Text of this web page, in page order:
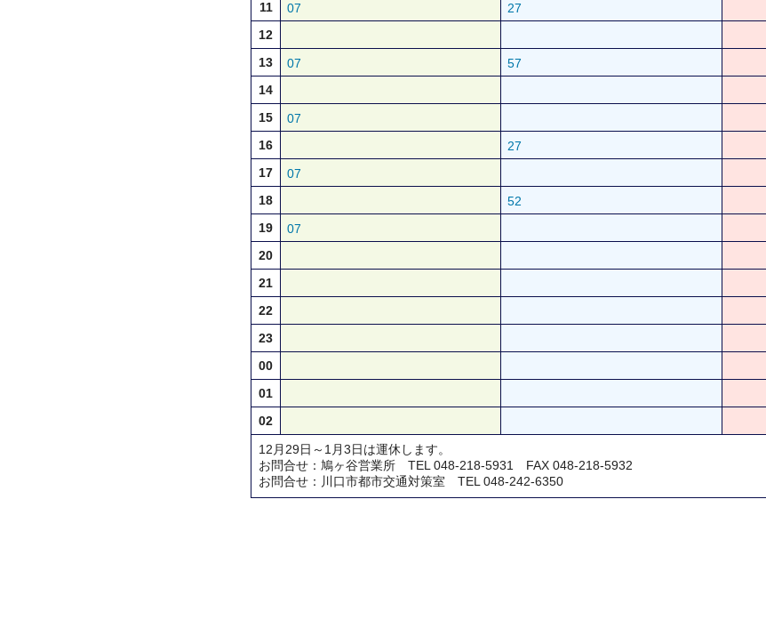
11
07
27
12
13
07
57
14
15
07
16
27
17
07
18
52
19
07
20
21
22
23
00
01
02
12月29日～1月3日は運休します。
お問合せ：鳩ヶ谷営業所 TEL 048-218-5931 FAX 048-218-5932
お問合せ：川口市都市交通対策室 TEL 048-242-6350